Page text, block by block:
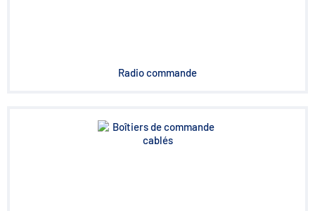
Radio commande